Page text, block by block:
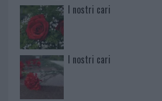
I nostri cari
I nostri cari